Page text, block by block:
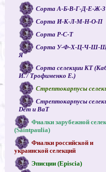
Сорта А-Б-В-Г-Д-Е-Ж-З
Сорта И-К-Л-М-Н-О-П
Сорта Р-С-Т
Сорта У-Ф-Х-Ц-Ч-Ш-
Я
Сорта селекции КТ
И. / Трофименко Е.)
Стрептокарпусы
Стрептокарпусы
Dem и ВаТ
Фиалки зарубежной
(Saintpaulia)
Фиалки российской и
украинской селекций
Эписции (Episcia)